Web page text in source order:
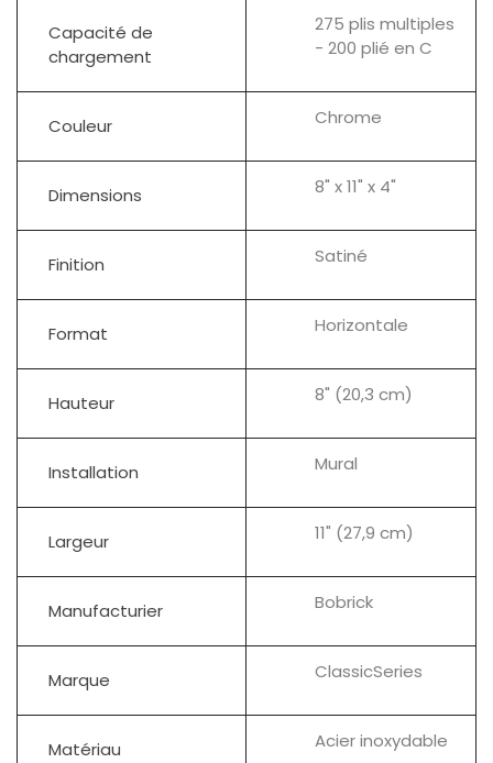
Capacité de
chargement
275 plis multiples
- 200 plié en C
Couleur Chrome
Dimensions 8" x 11" x 4"
Finition Satiné
Format Horizontale
Hauteur 8" (20,3 cm)
Installation Mural
Largeur 11" (27,9 cm)
Manufacturier Bobrick
Marque ClassicSeries
Matériau Acier inoxydable